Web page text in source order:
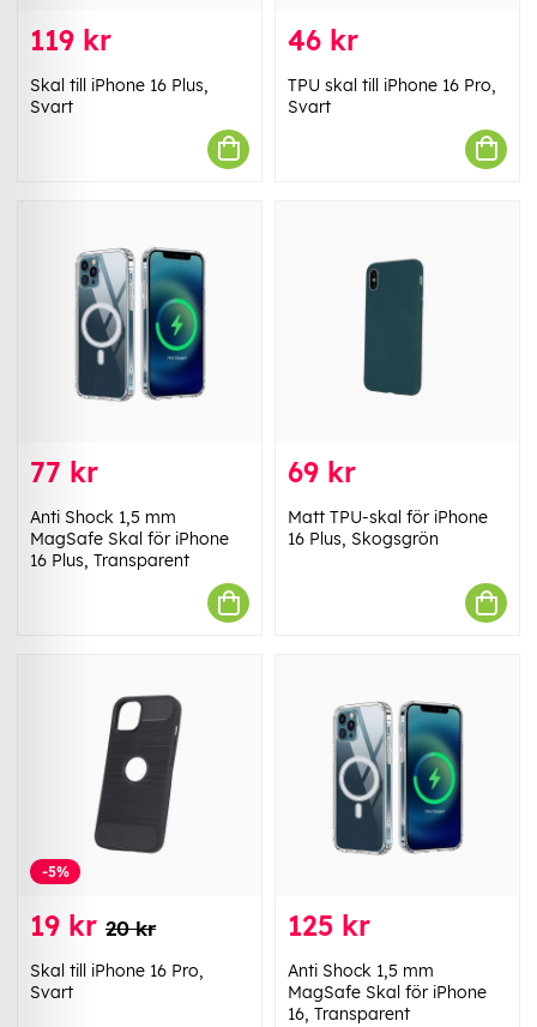
119 kr
Skal till iPhone 16 Plus,
Svart
46 kr
TPU skal till iPhone 16 Pro,
Svart
77 kr
Anti Shock 1,5 mm
MagSafe Skal för iPhone
16 Plus, Transparent
69 kr
Matt TPU-skal för iPhone
16 Plus, Skogsgrön
-5%
19 kr 20 kr
Skal till iPhone 16 Pro,
Svart
125 kr
Anti Shock 1,5 mm
MagSafe Skal för iPhone
16, Transparent